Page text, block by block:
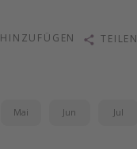
HINZUFÜGEN TEILEN
Mai Jun Jul